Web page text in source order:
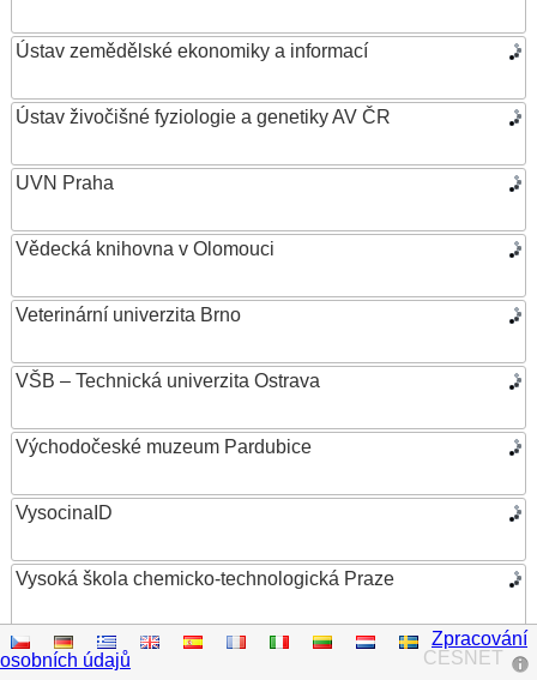
Ústav zemědělské ekonomiky a informací
Ústav živočišné fyziologie a genetiky AV ČR
UVN Praha
Vědecká knihovna v Olomouci
Veterinární univerzita Brno
VŠB – Technická univerzita Ostrava
Východočeské muzeum Pardubice
VysocinaID
Vysoká škola chemicko-technologická Praze
Vysoká škola ekonomická v Praze
CESNET
Zpracování
osobních údajů